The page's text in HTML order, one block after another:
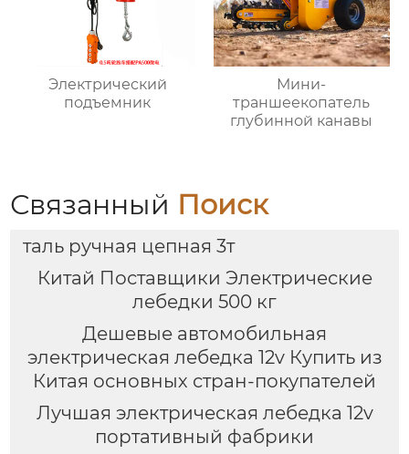
Электрический
подъемник
Мини-
траншеекопатель
глубинной канавы
Связанный Поиск
таль ручная цепная 3т
Китай Поставщики Электрические
лебедки 500 кг
Дешевые автомобильная
электрическая лебедка 12v Купить из
Китая основных стран-покупателей
Лучшая электрическая лебедка 12v
портативный фабрики